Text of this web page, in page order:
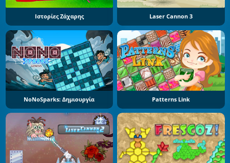
Ιστορίες Ζάχαρης Laser Cannon 3
NoNoSparks: Δημιουργία Patterns Link